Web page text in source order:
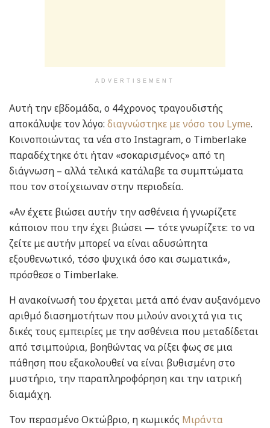
ADVERTISEMENT
Αυτή την εβδομάδα, ο 44χρονος τραγουδιστής
αποκάλυψε τον λόγο: διαγνώστηκε με νόσο του Lyme.
Κοινοποιώντας τα νέα στο Instagram, ο Timberlake
παραδέχτηκε ότι ήταν «σοκαρισμένος» από τη
διάγνωση – αλλά τελικά κατάλαβε τα συμπτώματα
που τον στοίχειωναν στην περιοδεία.
«Αν έχετε βιώσει αυτήν την ασθένεια ή γνωρίζετε
κάποιον που την έχει βιώσει — τότε γνωρίζετε: το να
ζείτε με αυτήν μπορεί να είναι αδυσώπητα
εξουθενωτικό, τόσο ψυχικά όσο και σωματικά»,
πρόσθεσε ο Timberlake.
Η ανακοίνωσή του έρχεται μετά από έναν αυξανόμενο
αριθμό διασημοτήτων που μιλούν ανοιχτά για τις
δικές τους εμπειρίες με την ασθένεια που μεταδίδεται
από τσιμπούρια, βοηθώντας να ρίξει φως σε μια
πάθηση που εξακολουθεί να είναι βυθισμένη στο
μυστήριο, την παραπληροφόρηση και την ιατρική
διαμάχη.
Τον περασμένο Οκτώβριο, η κωμικός Μιράντα